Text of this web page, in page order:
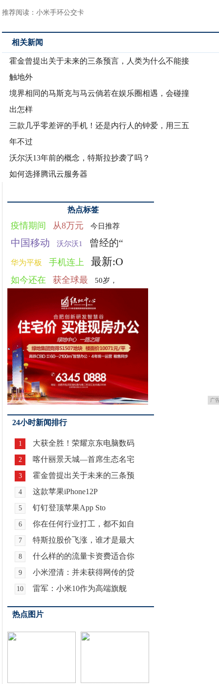
推荐阅读：小米手环公交卡
相关新闻
霍金曾提出关于未来的三条预言，人类为什么不能接
触地外
境界相同的马斯克与马云倘若在娱乐圈相遇，会碰撞
出怎样
三款几乎零差评的手机！还是内行人的钟爱，用三五
年不过
沃尔沃13年前的概念，特斯拉抄袭了吗？
如何选择腾讯云服务器
热点标签
疫情期间 从8万元 今日推荐
中国移动 沃尔沃1 曾经的“
华为平板 手机连上 最新:O
如今还在 获全球最 50岁，
广
24小时新闻排行
1 大获全胜！荣耀京东电脑数码
2 喀什丽景天城—首席生态名宅
3 霍金曾提出关于未来的三条预
4 这款苹果iPhone12P
5 钉钉登顶苹果App Sto
6 你在任何行业打工，都不如自
7 特斯拉股价飞涨，谁才是最大
8 什么样的的流量卡资费适合你
9 小米澄清：并未获得网传的贷
10 雷军：小米10作为高端旗舰
热点图片